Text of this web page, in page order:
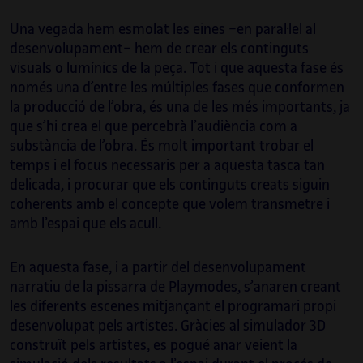
Una vegada hem esmolat les eines −en paral·lel al
desenvolupament− hem de crear els continguts
visuals o lumínics de la peça. Tot i que aquesta fase és
només una d’entre les múltiples fases que conformen
la producció de l’obra, és una de les més importants, ja
que s’hi crea el que percebrà l’audiència com a
substància de l’obra. És molt important trobar el
temps i el focus necessaris per a aquesta tasca tan
delicada, i procurar que els continguts creats siguin
coherents amb el concepte que volem transmetre i
amb l’espai que els acull.
En aquesta fase, i a partir del desenvolupament
narratiu de la pissarra de Playmodes, s’anaren creant
les diferents escenes mitjançant el programari propi
desenvolupat pels artistes. Gràcies al simulador 3D
construït pels artistes, es pogué anar veient la
tecnologia. Arrelada a la ciència i l’enginyeria,
però vitalment propera a la praxi creativa i a
la recerca en cultura, Irma Vilà s’integra en
projectes internacionals i híbrids
d’investigació en ciència, cultura i comissariat,
i també orquestra aquests projectes, els
quals són exemples paradigmàtics d’aquest
entrellaçament entre art i ciència.
Així mateix, és professora, a la Universitat
Oberta de Catalunya (UOC), del grau d’Arts,
del grau de Multimèdia i del grau de Disseny i
Mosaic i forma part del comitè artístic
d’ISEA2022 Barcelona, International
Symposium on Electronic Art, del qual és
vicedirectora. També és comissària i
assessora de NEO, el programa d’art, ciència,